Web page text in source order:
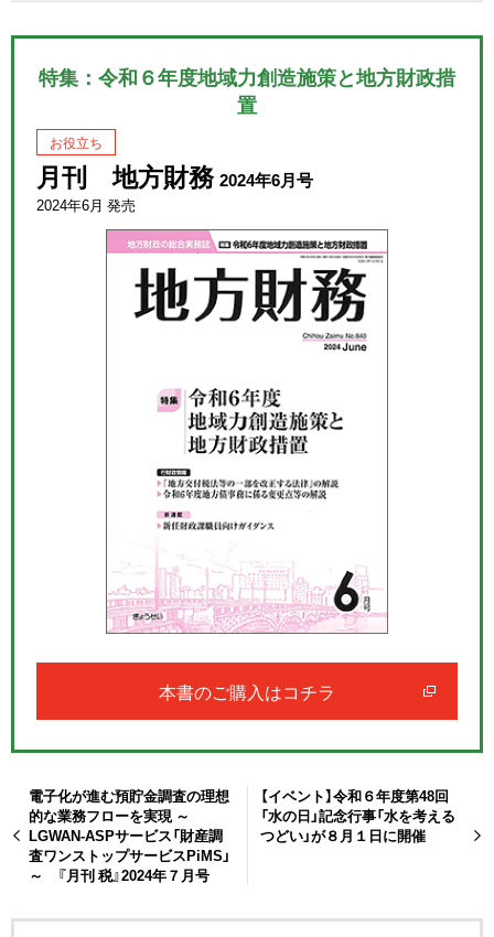
特集：令和６年度地域力創造施策と地方財政措
置
お役立ち
月刊 地方財務 2024年6月号
2024年6月 発売
本書のご購入はコチラ
電子化が進む預貯金調査の理想
的な業務フローを実現 ～
LGWAN-ASPサービス「財産調
査ワンストップサービスPiMS」
～ 『月刊 税』2024年７月号
【イベント】令和６年度第48回
「水の日」記念行事「水を考える
つどい」が８月１日に開催